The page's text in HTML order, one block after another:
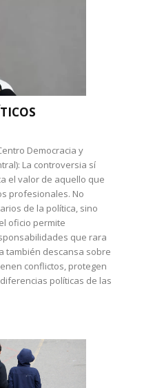
Democracia y
La controversia sí
el valor de aquello que
profesionales. No
de la política, sino
oficio permite
que rara
también descansa sobre
conflictos, protegen
políticas de las